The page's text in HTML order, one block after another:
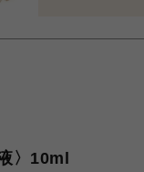
〉10ml